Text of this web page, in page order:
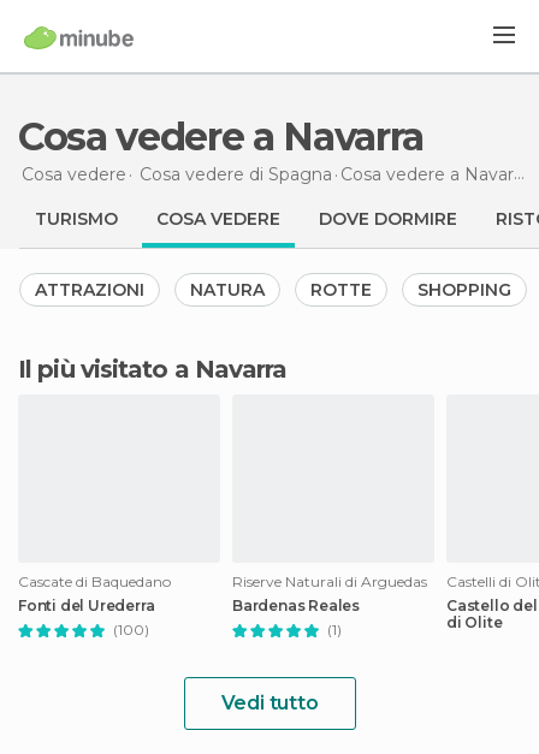
Cosa vedere a Navarra
Cosa vedere Cosa vedere di Spagna Cosa vedere a Navarra
TURISMO COSA VEDERE DOVE DORMIRE
ATTRAZIONI NATURA ROTTE SHOPPING
Il più visitato a Navarra
Cascate di Baquedano
Fonti del Urederra
(100)
Riserve Naturali di Arguedas
Bardenas Reales
(1)
Castelli di
Castello
di Olite
Vedi tutto